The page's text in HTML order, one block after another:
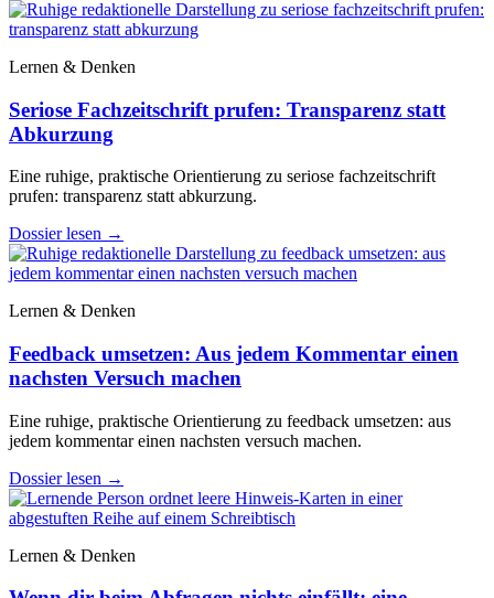
Lernen & Denken
Seriose Fachzeitschrift prufen: Transparenz statt
Abkurzung
Eine ruhige, praktische Orientierung zu seriose fachzeitschrift
prufen: transparenz statt abkurzung.
Dossier lesen →
Lernen & Denken
Feedback umsetzen: Aus jedem Kommentar einen
nachsten Versuch machen
Eine ruhige, praktische Orientierung zu feedback umsetzen: aus
jedem kommentar einen nachsten versuch machen.
Dossier lesen →
Lernen & Denken